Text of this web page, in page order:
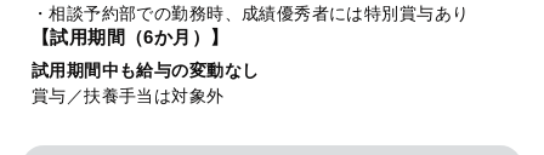
・相談予約部での勤務時、成績優秀者には特別賞与あり
【試用期間（6か月）】
試用期間中も給与の変動なし
賞与／扶養手当は対象外